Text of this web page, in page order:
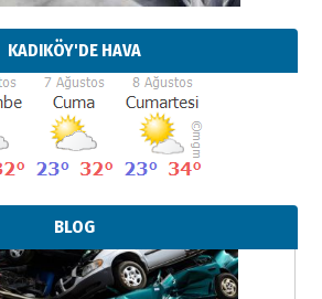
KADIKÖY'DE HAVA
BLOG